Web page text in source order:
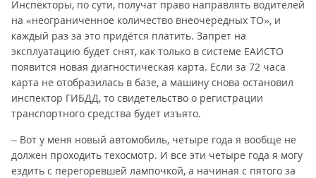
Инспекторы, по сути, получат право направлять водителей
на «неограниченное количество внеочередных ТО», и
каждый раз за это придётся платить. Запрет на
эксплуатацию будет снят, как только в системе ЕАИСТО
появится новая диагностическая карта. Если за 72 часа
карта не отобразилась в базе, а машину снова остановил
инспектор ГИБДД, то свидетельство о регистрации
транспортного средства будет изъято.
– Вот у меня новый автомобиль, четыре года я вообще не
должен проходить техосмотр. И все эти четыре года я могу
ездить с перегоревшей лампочкой, а начиная с пятого за